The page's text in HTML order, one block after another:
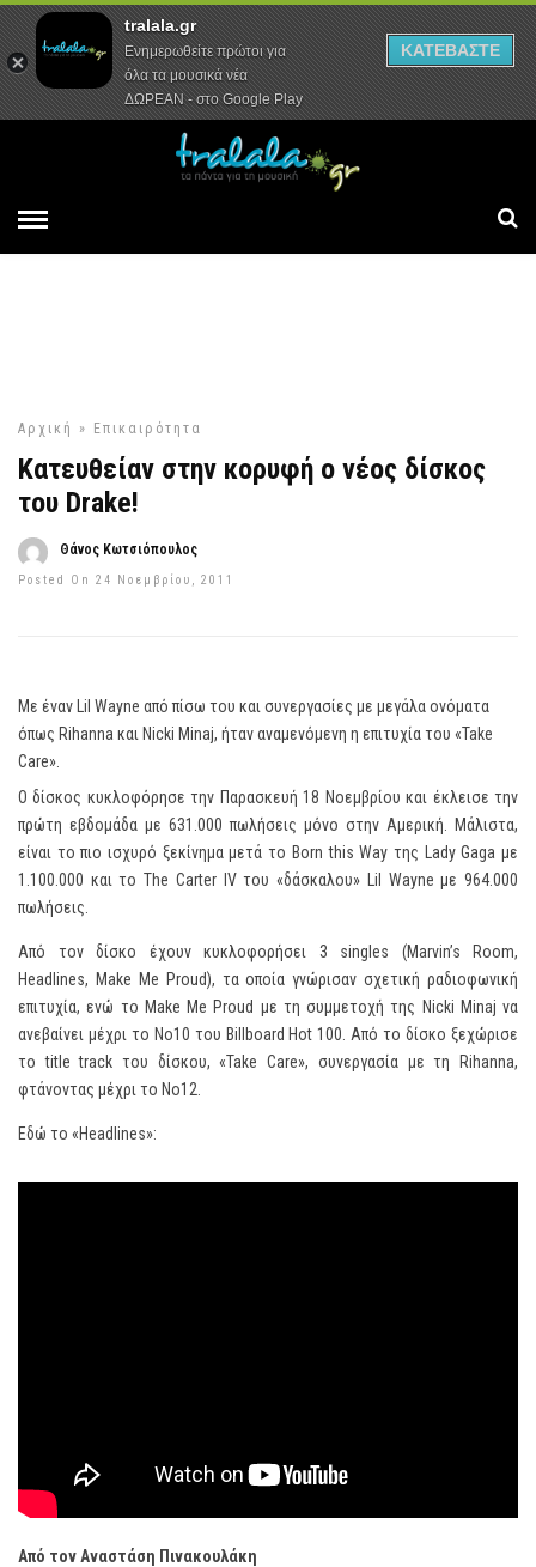
Αρχική Συνεντεύξεις Ρεπορτάζ
Αρχική » Επικαιρότητα
Κατευθείαν στην κορυφή ο νέος δίσκος
του Drake!
Θάνος Κωτσιόπουλος
Posted On 24 Νοεμβρίου, 2011
Με έναν Lil Wayne από πίσω του και συνεργασίες με μεγάλα ονόματα
όπως Rihanna και Nicki Minaj, ήταν αναμενόμενη η επιτυχία του «Take
Care».
Ο δίσκος κυκλοφόρησε την Παρασκευή 18 Νοεμβρίου και έκλεισε την
πρώτη εβδομάδα με 631.000 πωλήσεις μόνο στην Αμερική. Μάλιστα,
είναι το πιο ισχυρό ξεκίνημα μετά το Born this Way της Lady Gaga με
1.100.000 και το The Carter IV του «δάσκαλου» Lil Wayne με 964.000
πωλήσεις.
Από τον δίσκο έχουν κυκλοφορήσει 3 singles (Marvin’s Room,
Headlines, Make Me Proud), τα οποία γνώρισαν σχετική ραδιοφωνική
επιτυχία, ενώ το Make Me Proud με τη συμμετοχή της Nicki Minaj να
ανεβαίνει μέχρι το Νο10 του Billboard Hot 100. Από το δίσκο ξεχώρισε
το title track του δίσκου, «Take Care», συνεργασία με τη Rihanna,
φτάνοντας μέχρι το Νο12.
Εδώ το «Headlines»:
Από τον Αναστάση Πινακουλάκη
tralala.gr
Ενημερωθείτε πρώτοι για
όλα τα μουσικά νέα
ΔΩΡΕΑΝ - στο Google Play
ΚΑΤΕΒΑΣΤΕ